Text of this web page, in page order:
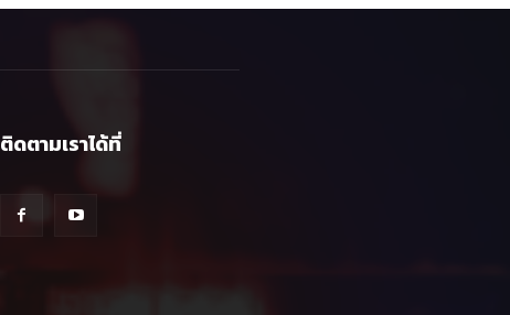
ติดตามเราได้ที่